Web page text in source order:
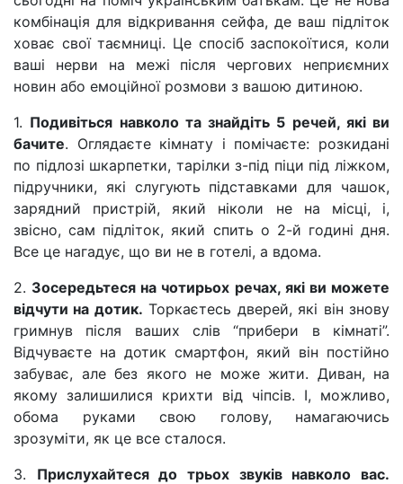
комбінація для відкривання сейфа, де ваш підліток
ховає свої таємниці. Це спосіб заспокоїтися, коли
ваші нерви на межі після чергових неприємних
новин або емоційної розмови з вашою дитиною.
1. Подивіться навколо та знайдіть 5 речей, які ви
бачите. Оглядаєте кімнату і помічаєте: розкидані
по підлозі шкарпетки, тарілки з-під піци під ліжком,
підручники, які слугують підставками для чашок,
зарядний пристрій, який ніколи не на місці, і,
звісно, сам підліток, який спить о 2-й годині дня.
Все це нагадує, що ви не в готелі, а вдома.
2. Зосередьтеся на чотирьох речах, які ви можете
відчути на дотик. Торкаєтесь дверей, які він знову
гримнув після ваших слів “прибери в кімнаті”.
Відчуваєте на дотик смартфон, який він постійно
забуває, але без якого не може жити. Диван, на
якому залишилися крихти від чіпсів. І, можливо,
обома руками свою голову, намагаючись
зрозуміти, як це все сталося.
3. Прислухайтеся до трьох звуків навколо вас.